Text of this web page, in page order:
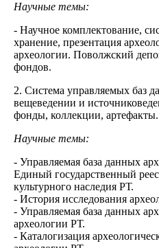
Научные темы:
- Научное комплектование,
хранение, презентация
археологии. Поволжский
фондов.
2. Система управляемых баз
вещеведении и
фонды, коллекции, артефакты.
Научные темы:
- Управляемая база данных
Единый государственный
культурного наследия РТ.
- История исследования
- Управляемая база данных
археологии РТ.
- Каталогизация